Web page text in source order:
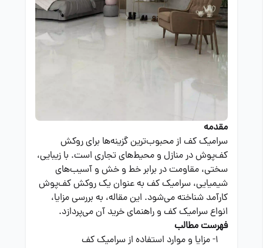
مقدمه
سرامیک کف از محبوب‌ترین گزینه‌ها برای روکش
کف‌پوش در منازل و محیط‌های تجاری است. با زیبایی،
سختی، مقاومت در برابر خط و خش و آسیب‌های
شیمیایی، سرامیک کف به عنوان یک روکش کف‌پوش
کارآمد شناخته می‌شود. این مقاله، به بررسی مزایا،
انواع سرامیک کف و راهنمای خرید آن می‌پردازد.
فهرست مطالب
1- مزایا و موارد استفاده از سرامیک کف